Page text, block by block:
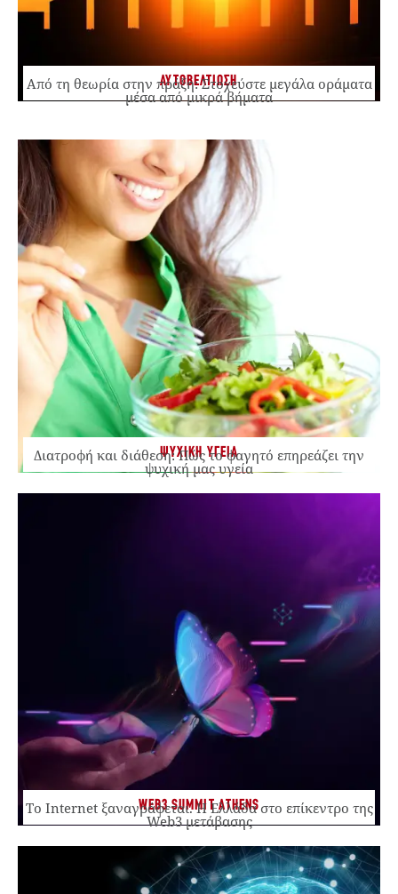
ΑΥΤΟΒΕΛΤΙΩΣΗ
Από τη θεωρία στην πράξη: Στοχεύστε μεγάλα οράματα
μέσα από μικρά βήματα
ΨΥΧΙΚΗ ΥΓΕΙΑ
Διατροφή και διάθεση: Πώς το φαγητό επηρεάζει την
ψυχική μας υγεία
WEB3 SUMMIT ATHENS
Το Internet ξαναγράφεται. Η Ελλάδα στο επίκεντρο της
Web3 μετάβασης